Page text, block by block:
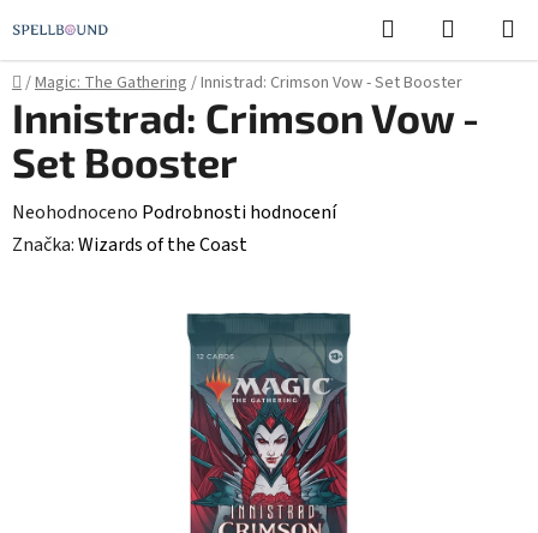
na
obsah
Hledat
KOŠÍK
Domů
/Magic: The Gathering /Innistrad: Crimson Vow - Set Booster
Innistrad: Crimson Vow -
Set Booster
Průměrné
hodnocení
Neohodnoceno Podrobnosti hodnocení
Značka:Wizards of the Coast